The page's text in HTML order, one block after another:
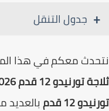
جدول التنقل
معكم في هذا
12 قدم 2026
12 قدم
بالعديد